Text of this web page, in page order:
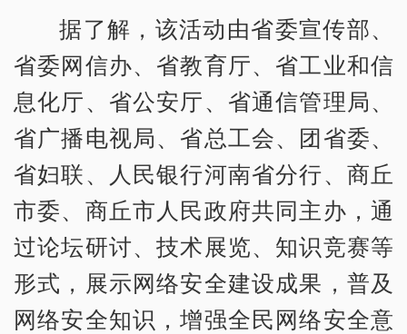
据了解，该活动由省委宣传部、
省委网信办、省教育厅、省工业和信
息化厅、省公安厅、省通信管理局、
省广播电视局、省总工会、团省委、
省妇联、人民银行河南省分行、商丘
市委、商丘市人民政府共同主办，通
过论坛研讨、技术展览、知识竞赛等
形式，展示网络安全建设成果，普及
网络安全知识，增强全民网络安全意